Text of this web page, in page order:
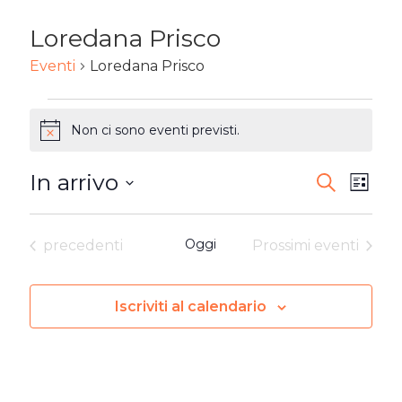
Loredana Prisco
Eventi Loredana Prisco
EVENTI
NoticeNon ci sono eventi previsti.
EVENTI
E
VISTE
CercaLista
In arrivo
Seleziona
la Eventi
precedenti Oggi Prossimi eventi
Iscriviti al calendario